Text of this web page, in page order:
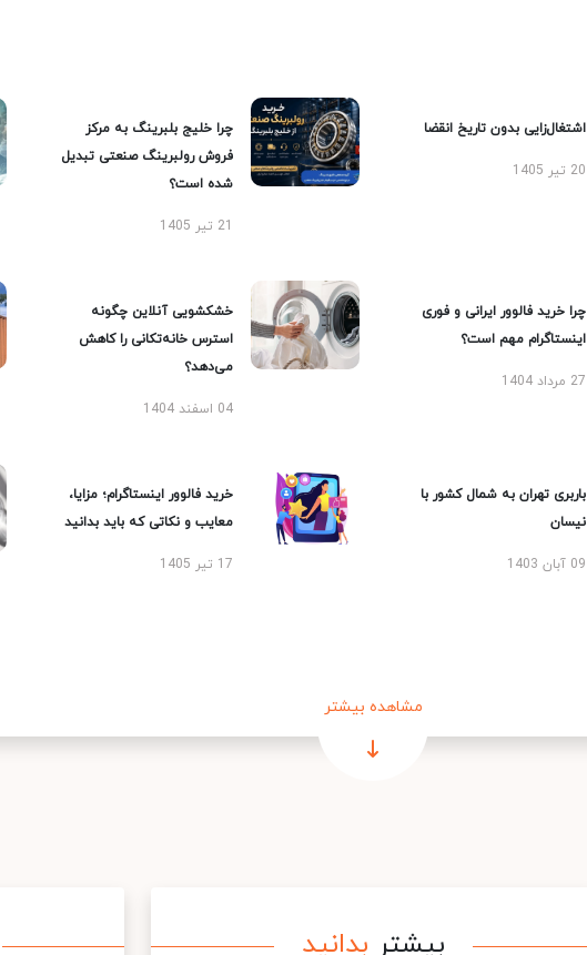
اشتغال‌زایی بدون تاریخ انقضا
20 تیر 1405
چرا خلیج بلبرینگ به مرکز
فروش رولبرینگ صنعتی تبدیل
شده است؟
21 تیر 1405
چرا خرید فالوور ایرانی و فوری
اینستاگرام مهم است؟
27 مرداد 1404
خشکشویی آنلاین چگونه
استرس خانه‌تکانی را کاهش
می‌دهد؟
04 اسفند 1404
باربری تهران به شمال کشور با
نیسان
09 آبان 1403
خرید فالوور اینستاگرام؛ مزایا،
معایب و نکاتی که باید بدانید
17 تیر 1405
مشاهده بیشتر
بیشتر بدانید